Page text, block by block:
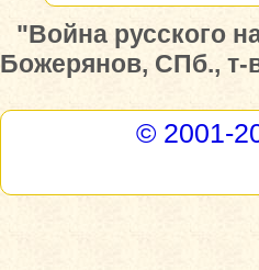
"Война русского
Божерянов, СПб., т-
© 2001-